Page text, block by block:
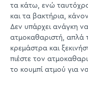
τα κάτω, ενώ
και τα βακτήρια,
Δεν υπάρχει ανάγκη
ατμοκαθαριστή, απλά
κρεμάστρα και
πιέστε τον
το κουμπί ατμού για